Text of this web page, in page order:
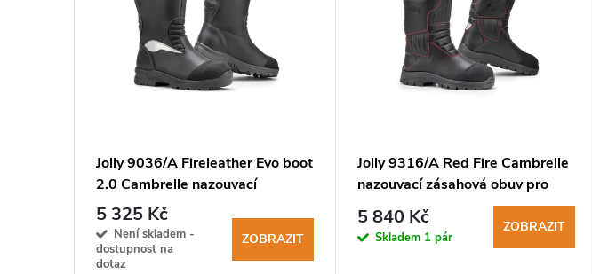
Jolly 9036/A Fireleather Evo boot
2.0 Cambrelle nazouvací
zásahová obuv
5 325 Kč
Není skladem -
dostupnost na
dotaz
ZOBRAZIT
Jolly 9316/A Red Fire Cambrelle
nazouvací zásahová obuv pro
hasiče
5 840 Kč
Skladem 1 pár
ZOBRAZIT